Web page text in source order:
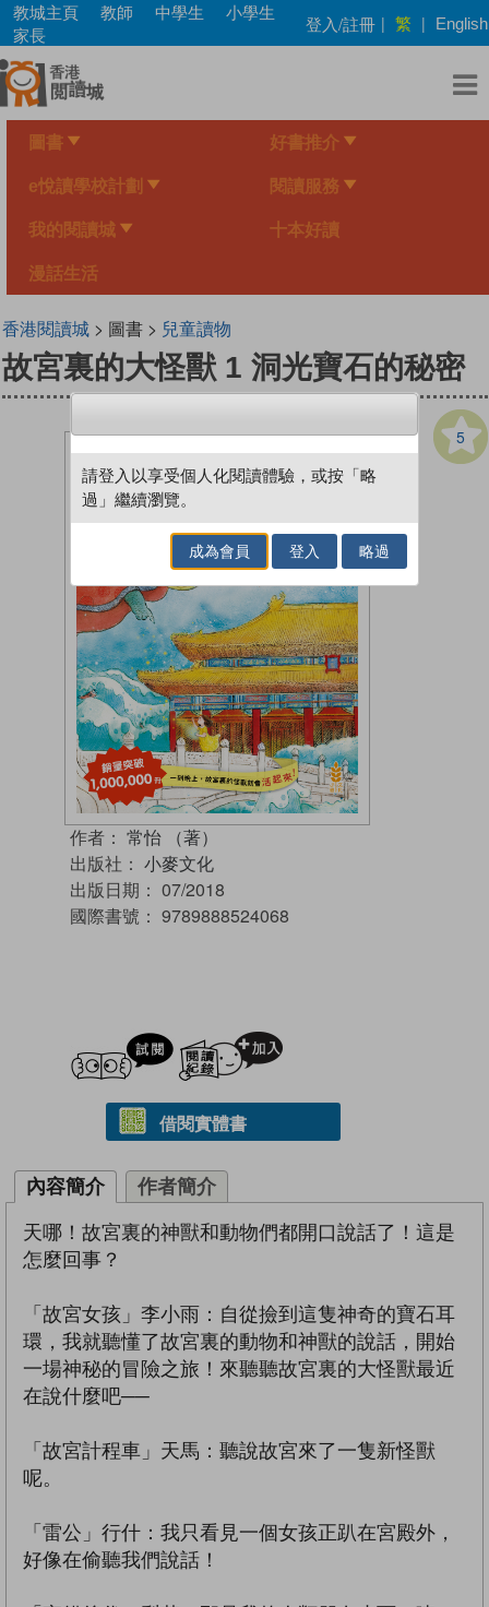
Skip
main
content
教城主頁 教師 中學生
小學生
家長
登入/註冊 | 繁 | English
圖書 好書推介
e悅讀學校計劃 閱讀服務
我的閱讀城 十本好讀
漫話生活
香港閱讀城> 圖書 > 兒童讀物
故宮裏的大怪獸 1 洞光寶石的秘密
5
作者： 常怡 （著）
出版社： 小麥文化
出版日期： 07/2018
國際書號： 9789888524068
試閲
借閱實體書
內容簡介 作者簡介
天哪！故宮裏的神獸和動物們都開口說話了！這是
怎麼回事？
「故宮女孩」李小雨：自從撿到這隻神奇的寶石耳
環，我就聽懂了故宮裏的動物和神獸的說話，開始
一場神秘的冒險之旅！來聽聽故宮裏的大怪獸最近
在說什麼吧──
「故宮計程車」天馬：聽說故宮來了一隻新怪獸
呢。
「雷公」行什：我只看見一個女孩正趴在宮殿外，
好像在偷聽我們說話！
請登入以享受個人化閱讀體驗，或按「略
過」繼續瀏覽。
成為會員 登入 略過